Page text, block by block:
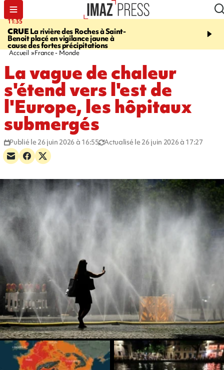
11:35
CRUELa rivière des Roches à Saint-
Benoit placé en vigilance jaune à
cause des fortes précipitations
11:57
Le
Papang a repris du
Accueil France - Monde
La vague de chaleur
s'étend vers l'est de
l'Europe, les hôpitaux
submergés
Publié le 26 juin 2026 à 16:55 Actualisé le 26 juin 2026 à 17:27